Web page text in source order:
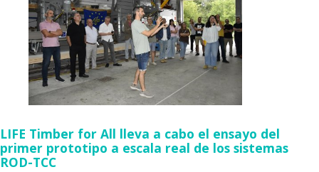
LIFE Timber for All lleva a cabo el ensayo del
primer prototipo a escala real de los sistemas
ROD-TCC